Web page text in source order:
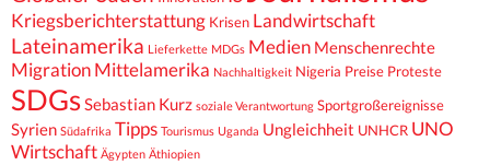
Kriegsberichterstattung Krisen Landwirtschaft
Lateinamerika Lieferkette MDGs Medien Menschenrechte
Migration Mittelamerika Nachhaltigkeit Nigeria Preise Proteste
SDGsSebastian Kurz soziale Verantwortung Sportgroßereignisse
Syrien Südafrika Tipps Tourismus Uganda Ungleichheit UNHCR UNO
Wirtschaft Ägypten Äthiopien